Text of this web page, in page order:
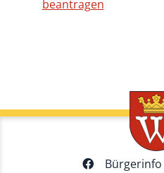
beantragen